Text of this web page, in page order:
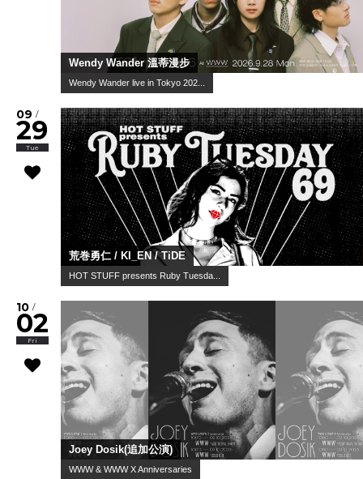
Wendy Wander 溫蒂漫步
Wendy Wander live in Tokyo 202...
09 /
29
Tue
荒巻勇仁 / KI_EN / TiDE
HOT STUFF presents Ruby Tuesda...
10 /
02
Fri
Joey Dosik(追加公演)
WWW & WWW X Anniversaries